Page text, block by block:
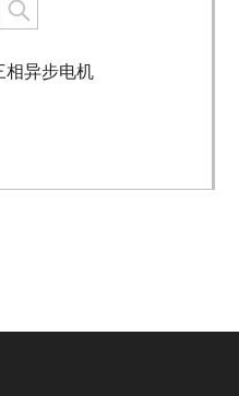
相异步电机